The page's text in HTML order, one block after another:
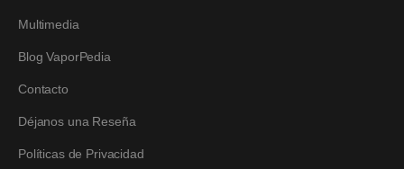
Multimedia
Blog VaporPedia
Contacto
Déjanos una Reseña
Políticas de Privacidad